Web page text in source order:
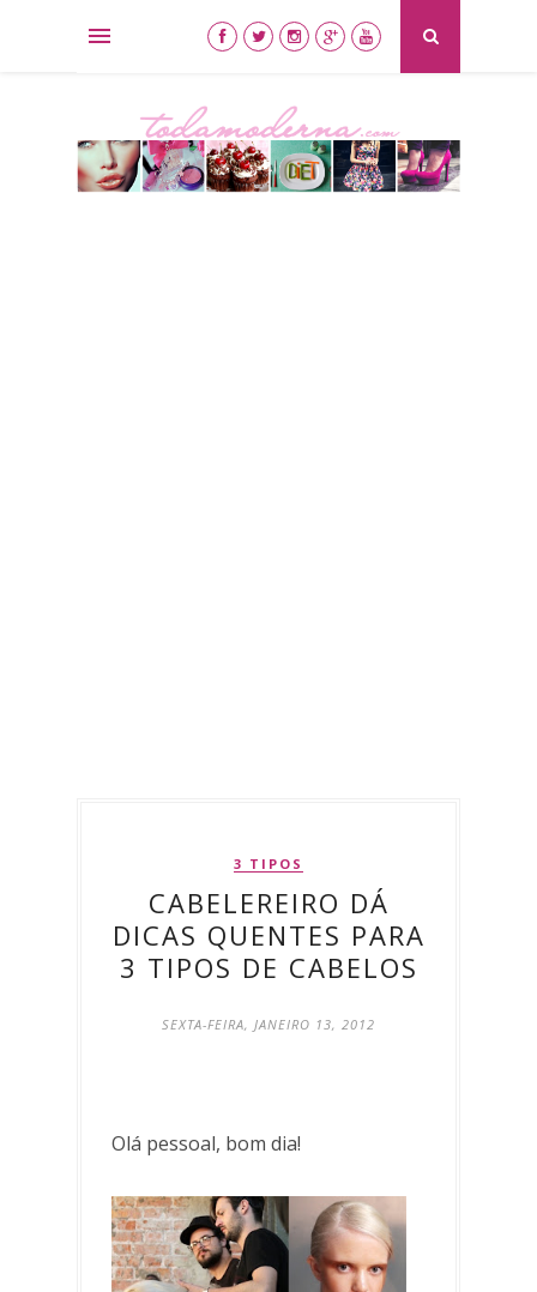
3 TIPOS
CABELEREIRO DÁ
DICAS QUENTES PARA
3 TIPOS DE CABELOS
SEXTA-FEIRA, JANEIRO 13, 2012
Olá pessoal, bom dia!